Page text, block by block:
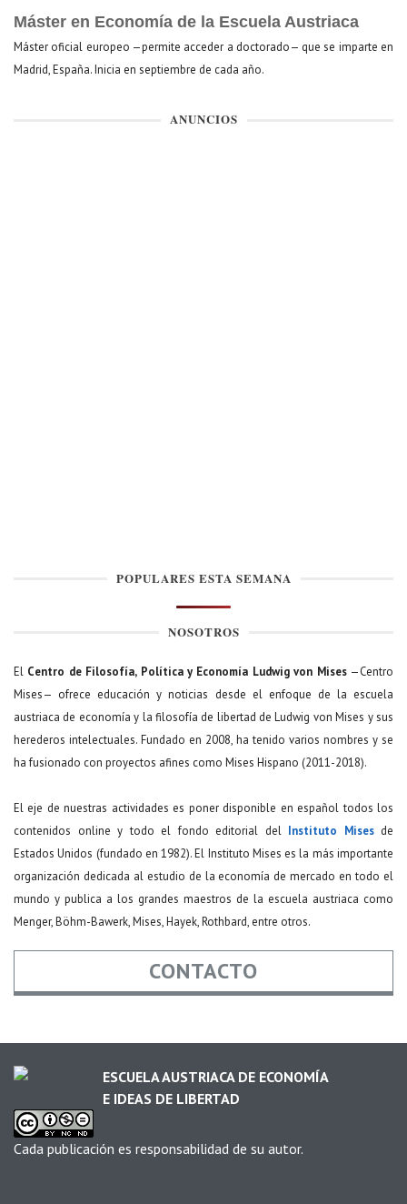
Máster en Economía de la Escuela Austriaca
Máster oficial europeo —permite acceder a doctorado— que se imparte en
Madrid, España. Inicia en septiembre de cada año.
ANUNCIOS
POPULARES ESTA SEMANA
NOSOTROS
El Centro de Filosofía, Política y Economía Ludwig von Mises—Centro
Mises— ofrece educación y noticias desde el enfoque de la escuela
austriaca de economía y la filosofía de libertad de Ludwig von Mises y sus
herederos intelectuales. Fundado en 2008, ha tenido varios nombres y se
ha fusionado con proyectos afines como Mises Hispano (2011-2018).
El eje de nuestras actividades es poner disponible en español todos los
contenidos online y todo el fondo editorial del Instituto Misesde
Estados Unidos (fundado en 1982). El Instituto Mises es la más importante
organización dedicada al estudio de la economía de mercado en todo el
mundo y publica a los grandes maestros de la escuela austriaca como
Menger, Böhm-Bawerk, Mises, Hayek, Rothbard, entre otros.
CONTACTO
Email *
ESCUELA AUSTRIACA DE ECONOMÍA
E IDEAS DE LIBERTAD
Cada publicación es responsabilidad de su autor.